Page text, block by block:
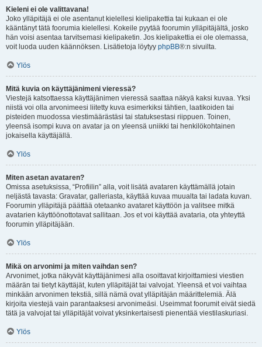
Kieleni ei ole valittavana!
Joko ylläpitäjä ei ole asentanut kielellesi kielipakettia tai kukaan ei ole
kääntänyt tätä foorumia kielellesi. Kokeile pyytää foorumin ylläpitäjältä, josko
hän voisi asentaa tarvitsemasi kielipaketin. Jos kielipakettia ei ole olemassa,
voit luoda uuden käännöksen. Lisätietoja löytyy phpBB®:n sivuilta.
Ylös
Mitä kuvia on käyttäjänimeni vieressä?
Viestejä katsottaessa käyttäjänimen vieressä saattaa näkyä kaksi kuvaa. Yksi
niistä voi olla arvonimeesi liitetty kuva esimerkiksi tähtien, laatikoiden tai
pisteiden muodossa viestimäärästäsi tai statuksestasi riippuen. Toinen,
yleensä isompi kuva on avatar ja on yleensä uniikki tai henkilökohtainen
jokaisella käyttäjällä.
Ylös
Miten asetan avataren?
Omissa asetuksissa, “Profiilin” alla, voit lisätä avataren käyttämällä jotain
neljästä tavasta: Gravatar, galleriasta, käyttää kuvaa muualta tai ladata kuvan.
Foorumin ylläpitäjä päättää otetaanko avataret käyttöön ja valitsee mitkä
avatarien käyttöönottotavat sallitaan. Jos et voi käyttää avataria, ota yhteyttä
foorumin ylläpitäjään.
Ylös
Mikä on arvonimi ja miten vaihdan sen?
Arvonimet, jotka näkyvät käyttäjänimesi alla osoittavat kirjoittamiesi viestien
määrän tai tietyt käyttäjät, kuten ylläpitäjät tai valvojat. Yleensä et voi vaihtaa
minkään arvonimen tekstiä, sillä nämä ovat ylläpitäjän määrittelemiä. Älä
kirjoita viestejä vain parantaaksesi arvonimeäsi. Useimmat foorumit eivät siedä
tätä ja valvojat tai ylläpitäjät voivat yksinkertaisesti pienentää viestilaskuriasi.
Ylös